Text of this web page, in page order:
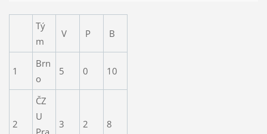
Tý
m
V P B
1
Brn
o
5 0 10
2
ČZ
U
3 2 8